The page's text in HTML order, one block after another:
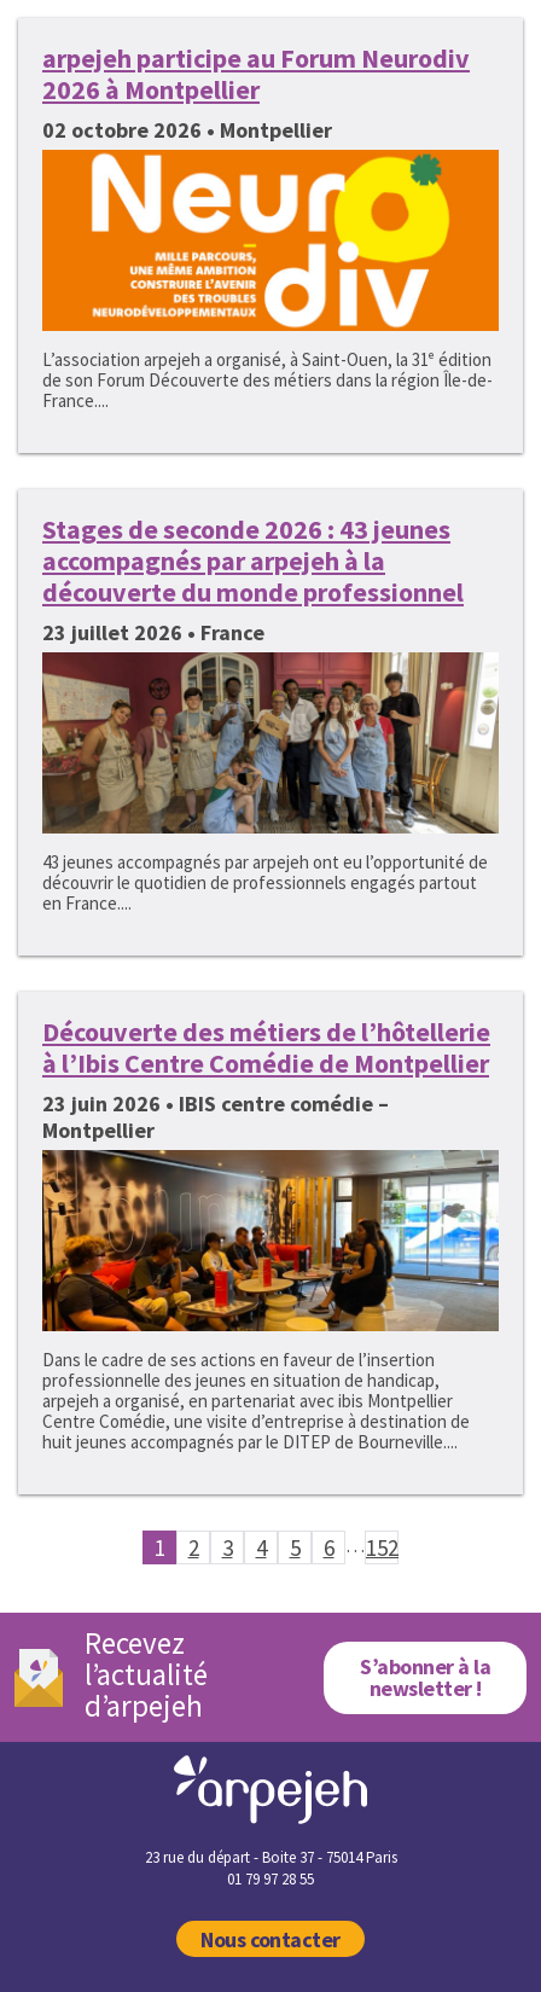
arpejeh participe au Forum Neurodiv
2026 à Montpellier
02 octobre 2026 • Montpellier
L’association arpejeh a organisé, à Saint-Ouen, la 31ᵉ édition
de son Forum Découverte des métiers dans la région Île-de-
France....
Stages de seconde 2026 : 43 jeunes
accompagnés par arpejeh à la
découverte du monde professionnel
23 juillet 2026 • France
43 jeunes accompagnés par arpejeh ont eu l’opportunité de
découvrir le quotidien de professionnels engagés partout
en France....
Découverte des métiers de l’hôtellerie
à l’Ibis Centre Comédie de Montpellier
23 juin 2026 • IBIS centre comédie –
Montpellier
Dans le cadre de ses actions en faveur de l’insertion
professionnelle des jeunes en situation de handicap,
arpejeh a organisé, en partenariat avec ibis Montpellier
Centre Comédie, une visite d’entreprise à destination de
huit jeunes accompagnés par le DITEP de Bourneville....
1 2 3 4 5 6 …152
Recevez
l’actualité
d’arpejeh
S’abonner à la
newsletter !
23 rue du départ - Boite 37 - 75014 Paris
01 79 97 28 55
Nous contacter